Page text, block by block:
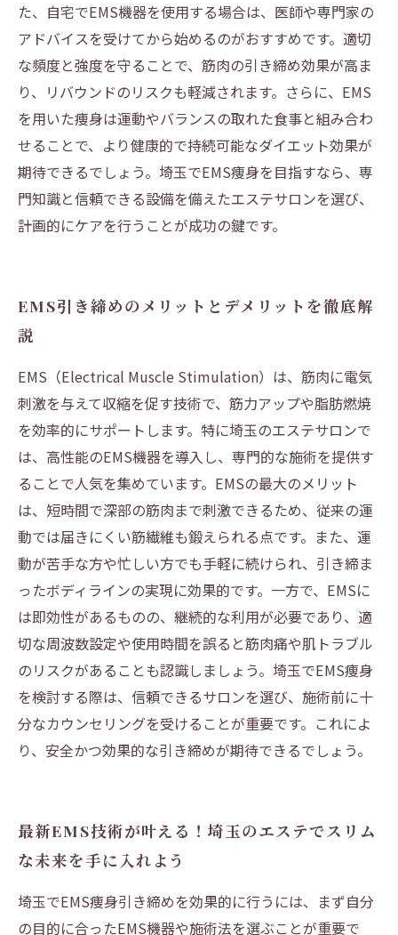
た、自宅でEMS機器を使用する場合は、医師や専門家の
アドバイスを受けてから始めるのがおすすめです。適切
な頻度と強度を守ることで、筋肉の引き締め効果が高ま
り、リバウンドのリスクも軽減されます。さらに、EMS
を用いた痩身は運動やバランスの取れた食事と組み合わ
せることで、より健康的で持続可能なダイエット効果が
期待できるでしょう。埼玉でEMS痩身を目指すなら、専
門知識と信頼できる設備を備えたエステサロンを選び、
計画的にケアを行うことが成功の鍵です。
EMS引き締めのメリットとデメリットを徹底解
説
EMS（Electrical Muscle Stimulation）は、筋肉に電気
刺激を与えて収縮を促す技術で、筋力アップや脂肪燃焼
を効率的にサポートします。特に埼玉のエステサロンで
は、高性能のEMS機器を導入し、専門的な施術を提供す
ることで人気を集めています。EMSの最大のメリット
は、短時間で深部の筋肉まで刺激できるため、従来の運
動では届きにくい筋繊維も鍛えられる点です。また、運
動が苦手な方や忙しい方でも手軽に続けられ、引き締ま
ったボディラインの実現に効果的です。一方で、EMSに
は即効性があるものの、継続的な利用が必要であり、適
切な周波数設定や使用時間を誤ると筋肉痛や肌トラブル
のリスクがあることも認識しましょう。埼玉でEMS痩身
を検討する際は、信頼できるサロンを選び、施術前に十
分なカウンセリングを受けることが重要です。これによ
り、安全かつ効果的な引き締めが期待できるでしょう。
最新EMS技術が叶える！埼玉のエステでスリム
な未来を手に入れよう
埼玉でEMS痩身引き締めを効果的に行うには、まず自分
の目的に合ったEMS機器や施術法を選ぶことが重要で